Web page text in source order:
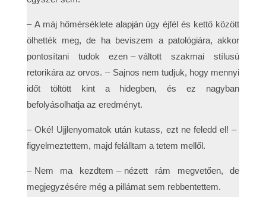
– A máj hőmérséklete alapján úgy éjfél és kettő között
ölhették meg, de ha beviszem a patológiára, akkor
pontosítani tudok ezen – váltott szakmai stílusú
retorikára az orvos. – Sajnos nem tudjuk, hogy mennyi
időt töltött kint a hidegben, és ez nagyban
befolyásolhatja az eredményt.
– Oké! Ujjlenyomatok után kutass, ezt ne feledd el! –
figyelmeztettem, majd felálltam a tetem mellől.
– Nem ma kezdtem – nézett rám megvetően, de
megjegyzésére még a pillámat sem rebbentettem.